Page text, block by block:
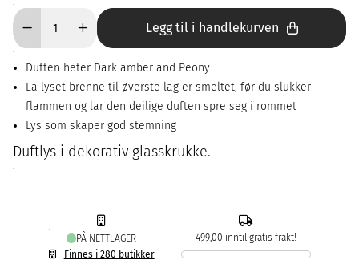
Legg til i handlekurven
Duften heter Dark amber and Peony
La lyset brenne til øverste lag er smeltet, før du slukker
flammen og lar den deilige duften spre seg i rommet
Lys som skaper god stemning
Duftlys i dekorativ glasskrukke.
PÅ NETTLAGER
Finnes i 280 butikker
499,00 inntil gratis frakt!